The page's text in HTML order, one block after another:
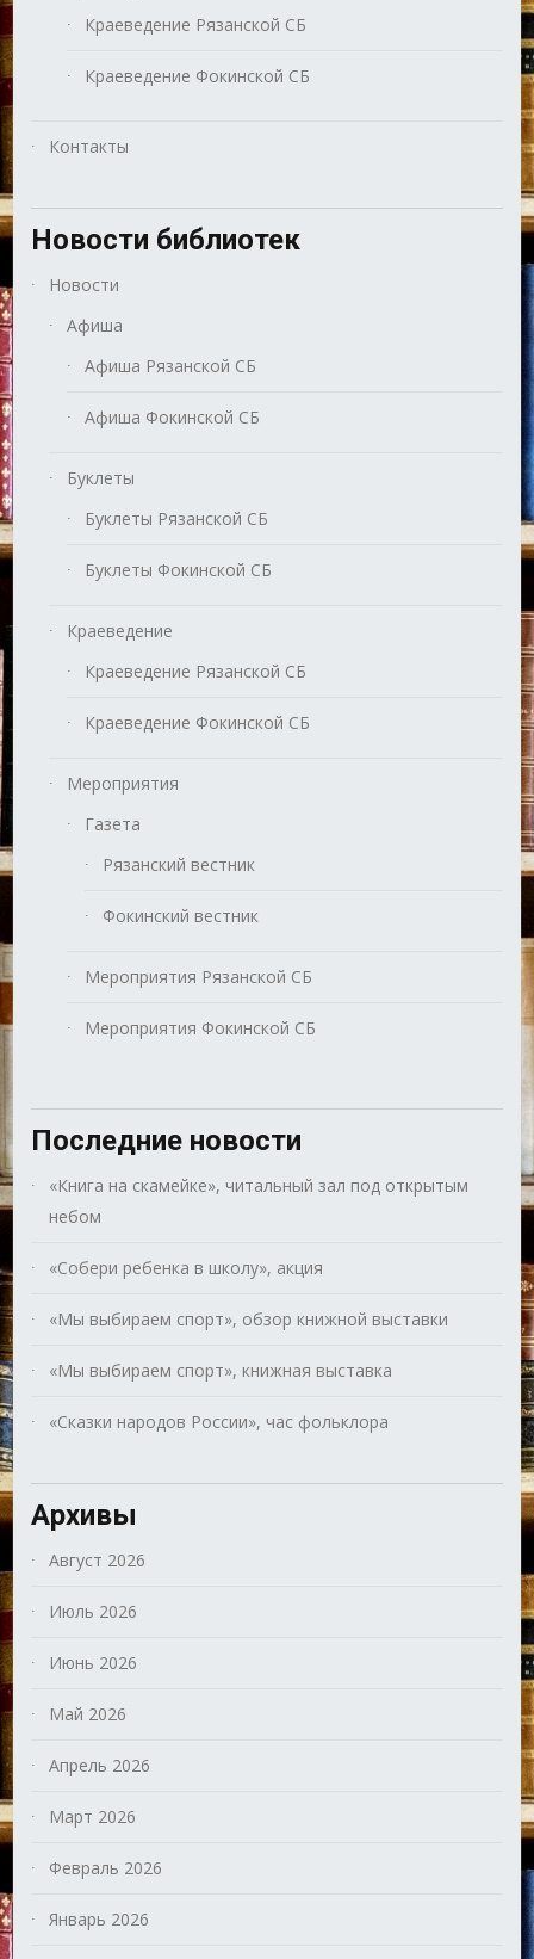
Краеведение Рязанской СБ
Краеведение Фокинской СБ
Контакты
Новости библиотек
Новости
Афиша
Афиша Рязанской СБ
Афиша Фокинской СБ
Буклеты
Буклеты Рязанской СБ
Буклеты Фокинской СБ
Краеведение
Краеведение Рязанской СБ
Краеведение Фокинской СБ
Мероприятия
Газета
Рязанский вестник
Фокинский вестник
Мероприятия Рязанской СБ
Мероприятия Фокинской СБ
Последние новости
«Книга на скамейке», читальный зал под открытым
небом
«Собери ребенка в школу», акция
«Мы выбираем спорт», обзор книжной выставки
«Мы выбираем спорт», книжная выставка
«Сказки народов России», час фольклора
Архивы
Август 2026
Июль 2026
Июнь 2026
Май 2026
Апрель 2026
Март 2026
Февраль 2026
Январь 2026